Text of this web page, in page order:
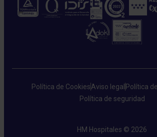
Política de CookiesAviso legal Política
Política de seguridad
HM Hospitales © 2026